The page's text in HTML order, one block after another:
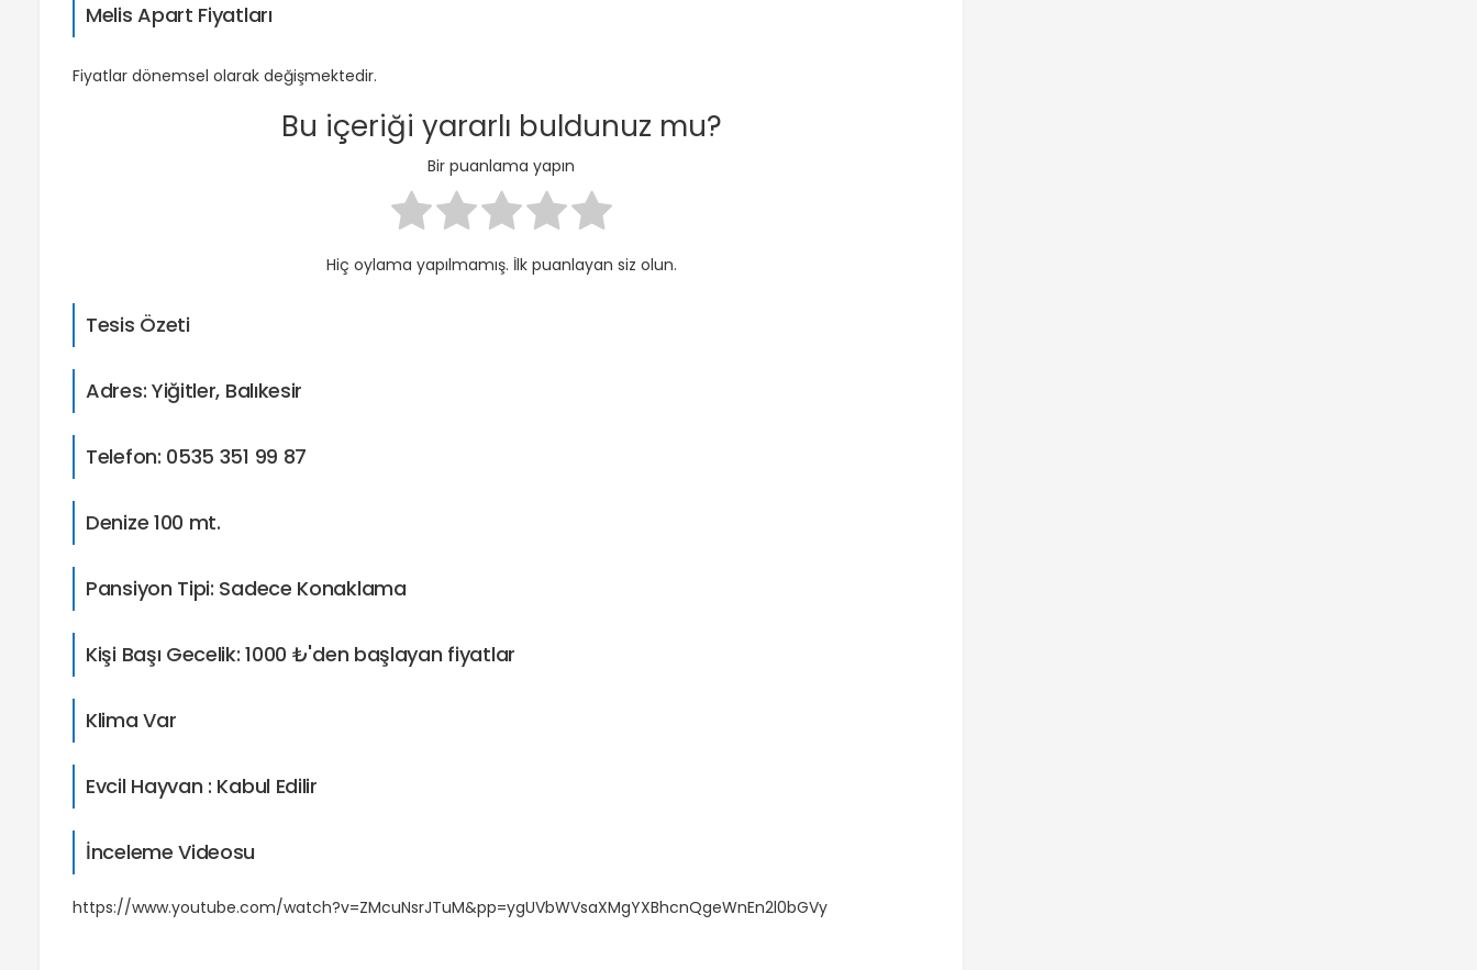
Melis Apart Fiyatları
Fiyatlar dönemsel olarak değişmektedir.
Bu içeriği yararlı buldunuz mu?
Bir puanlama yapın
Hiç oylama yapılmamış. İlk puanlayan siz olun.
Tesis Özeti
Adres: Yiğitler, Balıkesir
Telefon: 0535 351 99 87
Denize 100 mt.
Pansiyon Tipi: Sadece Konaklama
Kişi Başı Gecelik: 1000 ₺'den başlayan fiyatlar
Klima Var
Evcil Hayvan : Kabul Edilir
İnceleme Videosu
https://www.youtube.com/watch?v=ZMcuNsrJTuM&pp=ygUVbWVsaXMgYXBhcnQgeWnEn2l0bGVy